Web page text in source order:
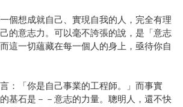
想成就自己、實現自我的人，完全有理
的意志力。可以毫不誇張的說，是「意志
這一切蘊藏在每一個人的身上，亟待你自
「你是自己事業的工程師。」而事實
基石是－－意志的力量。聰明人，還不快